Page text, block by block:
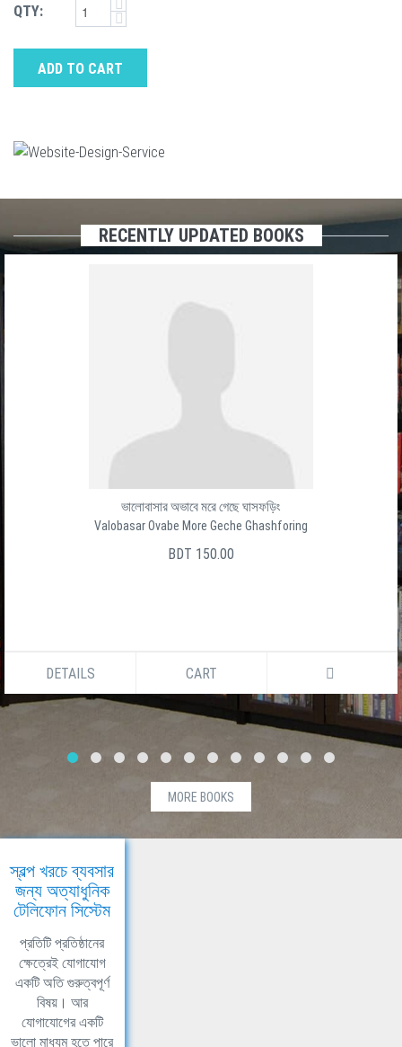
QTY:
ADD TO CART
RECENTLY UPDATED BOOKS
ভালোবাসার অভাবে মরে গেছে ঘাসফড়িং
Valobasar Ovabe More Geche Ghashforing
BDT 150.00
DETAILS CART
MORE BOOKS
স্বল্প খরচে ব্যবসার
জন্য অত্যাধুনিক
টেলিফোন সিস্টেম
প্রতিটি প্রতিষ্ঠানের
ক্ষেত্রেই যোগাযোগ
একটি অতি গুরুত্বপূর্ণ
বিষয়। আর
যোগাযোগের একটি
ভালো মাধ্যম হতে পারে